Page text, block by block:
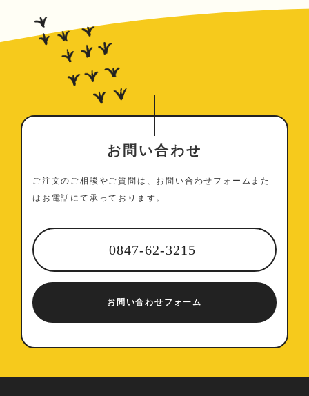
お問い合わせ
ご注文のご相談やご質問は、お問い合わせフォームまた
はお電話にて承っております。
0847-62-3215
お問い合わせフォーム